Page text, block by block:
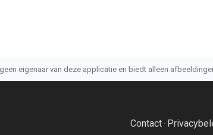
eigenaar van deze applicatie en biedt alleen
Contact·